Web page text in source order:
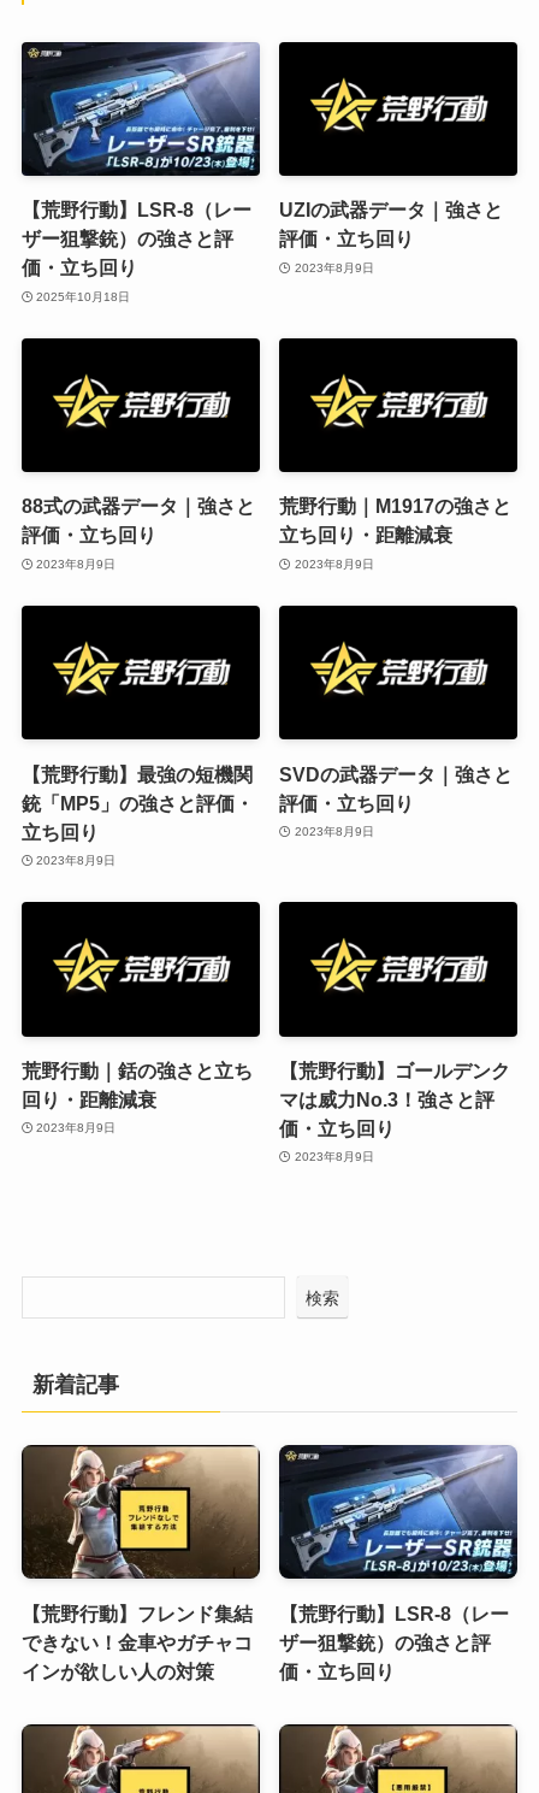
【荒野行動】LSR-8（レー
ザー狙撃銃）の強さと評
価・立ち回り
2025年10月18日
UZIの武器データ｜強さと
評価・立ち回り
2023年8月9日
88式の武器データ｜強さと
評価・立ち回り
2023年8月9日
荒野行動｜M1917の強さと
立ち回り・距離減衰
2023年8月9日
【荒野行動】最強の短機関
銃「MP5」の強さと評価・
立ち回り
2023年8月9日
SVDの武器データ｜強さと
評価・立ち回り
2023年8月9日
荒野行動｜銛の強さと立ち
回り・距離減衰
2023年8月9日
【荒野行動】ゴールデンク
マは威力No.3！強さと評
価・立ち回り
2023年8月9日
検索
新着記事
【荒野行動】フレンド集結
できない！金車やガチャコ
インが欲しい人の対策
【荒野行動】LSR-8（レー
ザー狙撃銃）の強さと評
価・立ち回り